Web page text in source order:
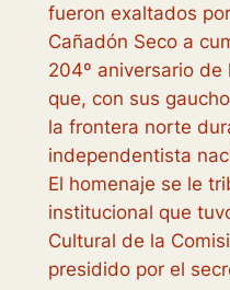
fueron exaltados
Cañadón Seco a
204º aniversario
que, con sus
la frontera norte
independentista
El homenaje se le
institucional que
Cultural de la
presidido por el